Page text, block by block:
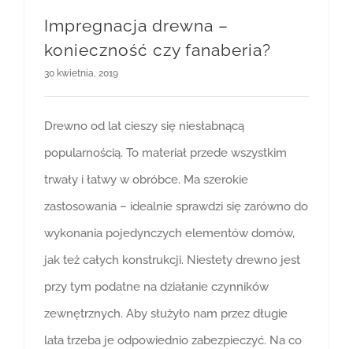
Impregnacja drewna –
konieczność czy fanaberia?
30 kwietnia, 2019
Drewno od lat cieszy się niesłabnącą
popularnością. To materiał przede wszystkim
trwały i łatwy w obróbce. Ma szerokie
zastosowania – idealnie sprawdzi się zarówno do
wykonania pojedynczych elementów domów,
jak też całych konstrukcji. Niestety drewno jest
przy tym podatne na działanie czynników
zewnętrznych. Aby służyło nam przez długie
lata trzeba je odpowiednio zabezpieczyć. Na co